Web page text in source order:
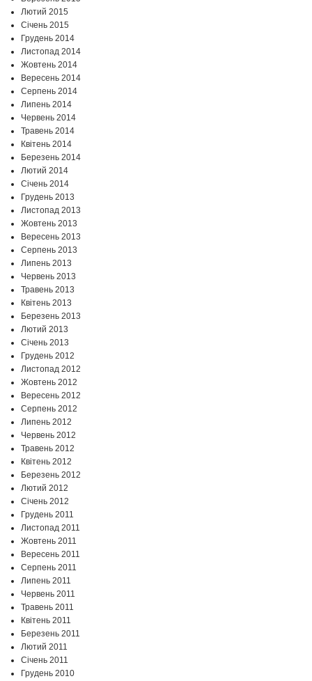
Лютий 2015
Січень 2015
Грудень 2014
Листопад 2014
Жовтень 2014
Вересень 2014
Серпень 2014
Липень 2014
Червень 2014
Травень 2014
Квітень 2014
Березень 2014
Лютий 2014
Січень 2014
Грудень 2013
Листопад 2013
Жовтень 2013
Вересень 2013
Серпень 2013
Липень 2013
Червень 2013
Травень 2013
Квітень 2013
Березень 2013
Лютий 2013
Січень 2013
Грудень 2012
Листопад 2012
Жовтень 2012
Вересень 2012
Серпень 2012
Липень 2012
Червень 2012
Травень 2012
Квітень 2012
Березень 2012
Лютий 2012
Січень 2012
Грудень 2011
Листопад 2011
Жовтень 2011
Вересень 2011
Серпень 2011
Липень 2011
Червень 2011
Травень 2011
Квітень 2011
Березень 2011
Лютий 2011
Січень 2011
Грудень 2010